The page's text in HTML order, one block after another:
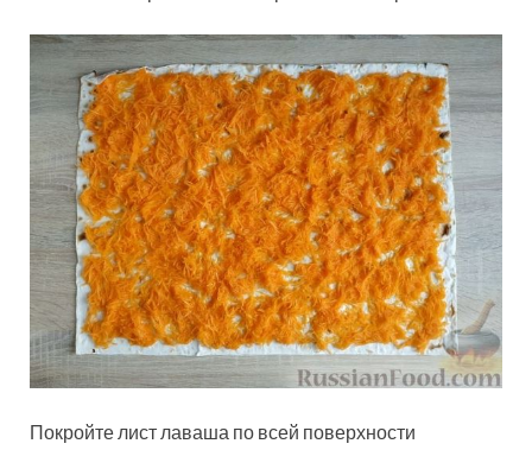
Покройте лист лаваша по всей поверхности